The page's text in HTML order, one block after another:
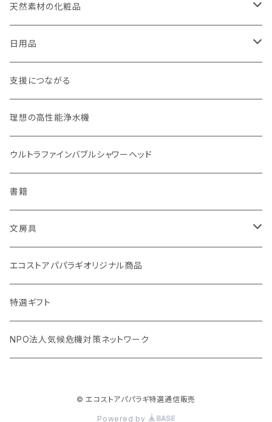
weck（ドイツ生まれのガラス容器）
パーツ
スタッシャー（シリコンの保存容器）
お弁当箱
無塗装カトラリー
マイボトル
Ecoffee Cup（環境にやさしい竹素材）
stojo(折り畳めて何度でも使用できるコーヒーカップ)
オリーブウッド カッティングボード
調理用品
玄米（定期便）
白米（定期便）
分づき米（定期便）
玄米（1回購入）
白米（1回購入）
分づき米（1回購入）
天然素材の化粧品
日焼け止め
ヘアケア
スキンケア
リップバーム
国産シャンプーバー・コンディショナーバー
日用品
国産シャンプーバー・コンディショナーバー
オーラルケア
生分解性ソープ類・せっけん
アメニティー・バス用品
天然素材のブラシ、掃除道具
生理用品
虫除けグッズ
支援につながる
理想の高性能浄水機
ウルトラファインバブルシャワーヘッド
書籍
文房具
バナナペーパーグッズ
天然素材の消しゴム
エコストアパパラギオリジナル商品
特選ギフト
NPO法人気候危機対策ネットワーク
© エコストアパパラギ特選通信販売
Powered by